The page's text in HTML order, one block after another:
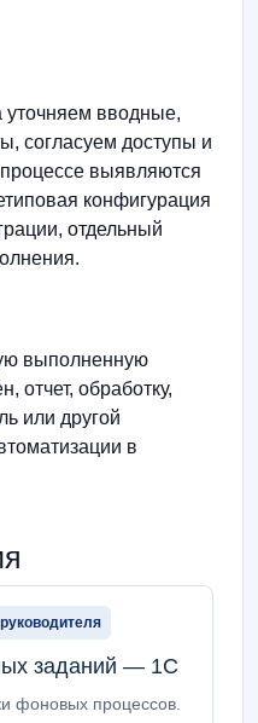
уточняем вводные,
согласуем доступы и
выявляются
конфигурация
отдельный
выполненную
отчет, обработку,
или другой
в
заданий — 1С
фоновых процессов.